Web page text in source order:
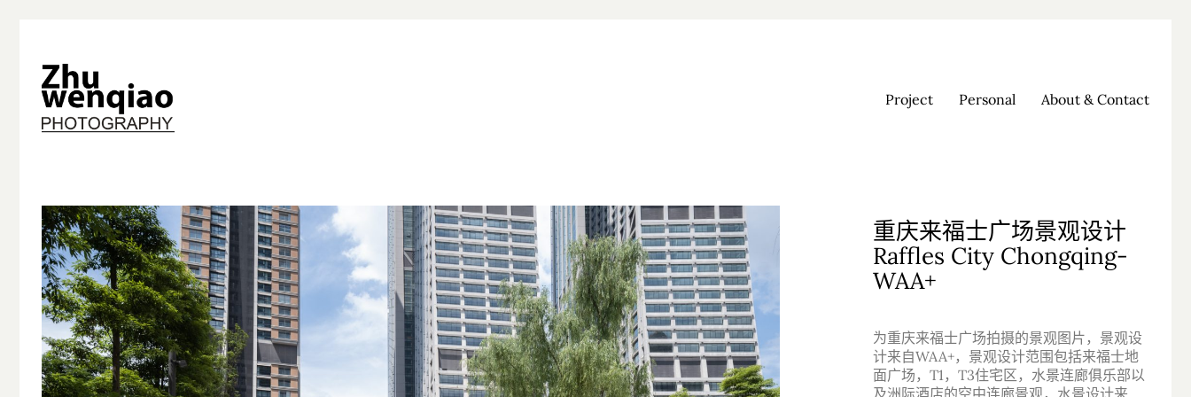
Project Personal About & Contact
重庆来福士广场景观设计
Raffles City Chongqing-
WAA+
为重庆来福士广场拍摄的景观图片，景观设
计来自WAA+，景观设计范围包括来福士地
面广场，T1，T3住宅区，水景连廊俱乐部以
及洲际酒店的空中连廊景观，水景设计来